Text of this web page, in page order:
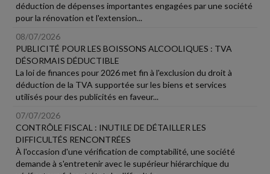
déduction de dépenses importantes engagées par une société
pour la rénovation et l'extension...
08/07/2026
PUBLICITÉ POUR LES BOISSONS ALCOOLIQUES : TVA
DÉSORMAIS DÉDUCTIBLE
La loi de finances pour 2026 met fin à l'exclusion du droit à
déduction de la TVA supportée sur les biens et services
utilisés pour des publicités en faveur...
07/07/2026
CONTRÔLE FISCAL : INUTILE DE DÉTAILLER LES
DIFFICULTÉS RENCONTRÉES
À l'occasion d'une vérification de comptabilité, une société
demande à s'entretenir avec le supérieur hiérarchique du